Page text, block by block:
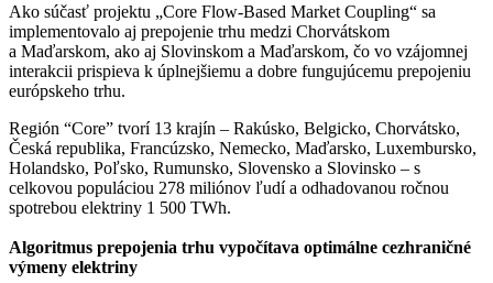
Ako súčasť projektu „Core Flow-Based Market Coupling“ sa
implementovalo aj prepojenie trhu medzi Chorvátskom
a Maďarskom, ako aj Slovinskom a Maďarskom, čo vo vzájomnej
interakcii prispieva k úplnejšiemu a dobre fungujúcemu prepojeniu
európskeho trhu.
Región “Core” tvorí 13 krajín – Rakúsko, Belgicko, Chorvátsko,
Česká republika, Francúzsko, Nemecko, Maďarsko, Luxembursko,
Holandsko, Poľsko, Rumunsko, Slovensko a Slovinsko – s
celkovou populáciou 278 miliónov ľudí a odhadovanou ročnou
spotrebou elektriny 1 500 TWh.
Algoritmus prepojenia trhu vypočítava optimálne cezhraničné
výmeny elektriny